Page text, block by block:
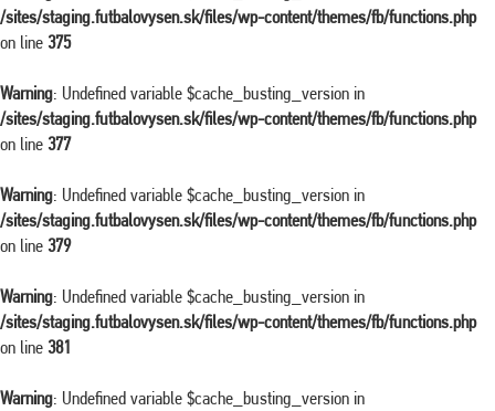
/sites/staging.futbalovysen.sk/files/wp-content/themes/fb/functions.php
on line 375
Warning: Undefined variable $cache_busting_version in
/sites/staging.futbalovysen.sk/files/wp-content/themes/fb/functions.php
on line 377
Warning: Undefined variable $cache_busting_version in
/sites/staging.futbalovysen.sk/files/wp-content/themes/fb/functions.php
on line 379
Warning: Undefined variable $cache_busting_version in
/sites/staging.futbalovysen.sk/files/wp-content/themes/fb/functions.php
on line 381
Warning: Undefined variable $cache_busting_version in